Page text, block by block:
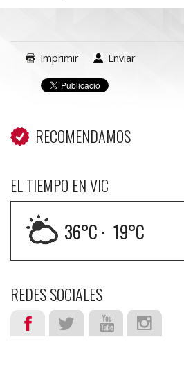
Imprimir Enviar
RECOMENDAMOS
EL TIEMPO EN VIC
36°C · 19°C
REDES SOCIALES